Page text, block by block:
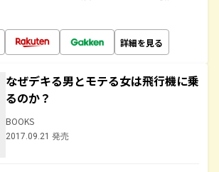
詳細を見る
なぜデキる男とモテる女は飛行機に乗
るのか？
BOOKS
2017.09.21 発売